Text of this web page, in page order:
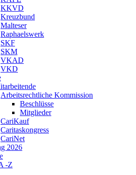
KKVD
Kreuzbund
Malteser
Raphaelswerk
SKF
SKM
VKAD
VKD
Arbeitsrechtliche Kommission
Beschlüsse
Mitglieder
CariKauf
Caritaskongress
CariNet
2026
-Z